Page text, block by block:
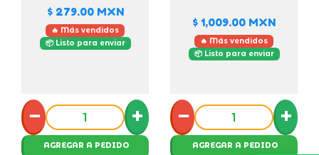
$ 279.00MXN
🔥 Más vendidos
📦 Listo para enviar
− +
AGREGAR A PEDIDO
$ 1,009.00 MXN
🔥 Más vendidos
📦 Listo para enviar
− +
AGREGAR A PEDIDO